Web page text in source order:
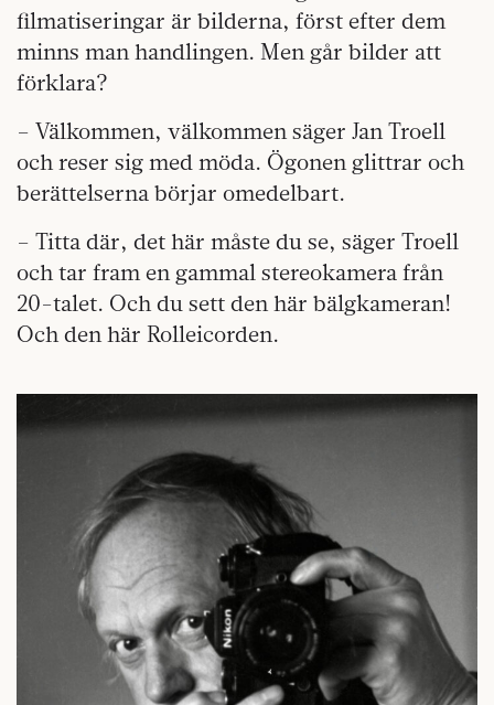
filmatiseringar är bilderna, först efter dem
minns man handlingen. Men går bilder att
förklara?
– Välkommen, välkommen säger Jan Troell
och reser sig med möda. Ögonen glittrar och
berättelserna börjar omedelbart.
– Titta där, det här måste du se, säger Troell
och tar fram en gammal stereokamera från
20-talet. Och du sett den här bälgkameran!
Och den här Rolleicorden.